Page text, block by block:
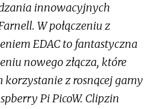
innowacyjnych
W połączeniu z
EDAC to fantastyczna
nowego złącza, które
z rosnącej gamy
Pi PicoW. Clipzin